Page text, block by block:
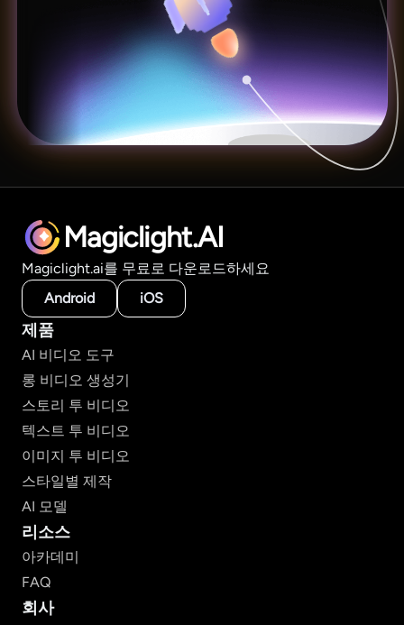
Magiclight.AI
Magiclight.ai를 무료로 다운로드하세요
Android
iOS
제품
AI 비디오 도구
롱 비디오 생성기
스토리 투 비디오
텍스트 투 비디오
이미지 투 비디오
스타일별 제작
AI 모델
리소스
아카데미
FAQ
회사